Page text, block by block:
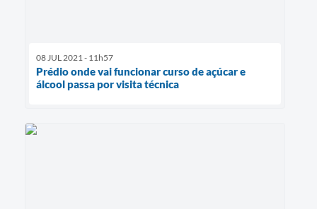
08 JUL 2021 - 11h57
Prédio onde vai funcionar curso de açúcar e
álcool passa por visita técnica